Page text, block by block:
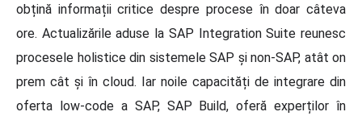
obțină informații critice despre procese în doar câteva
ore. Actualizările aduse la SAP Integration Suite reunesc
procesele holistice din sistemele SAP și non-SAP, atât on
prem cât și în cloud. Iar noile capacități de integrare din
oferta low-code a SAP, SAP Build, oferă experților în